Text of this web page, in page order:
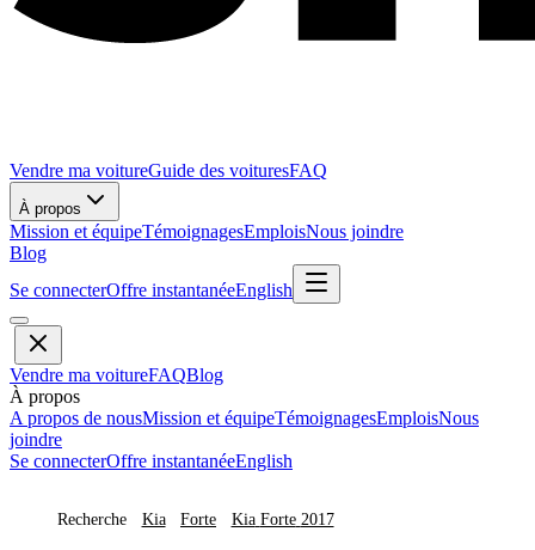
Vendre ma voitureGuide des voituresFAQ
À propos
Mission et équipeTémoignagesEmploisNous joindre
Blog
Se connecterOffre instantanéeEnglish
Vendre ma voitureFAQBlog
À propos
A propos de nousMission et équipeTémoignagesEmploisNous
joindre
Se connecterOffre instantanéeEnglish
Recherche Kia Forte Kia Forte 2017